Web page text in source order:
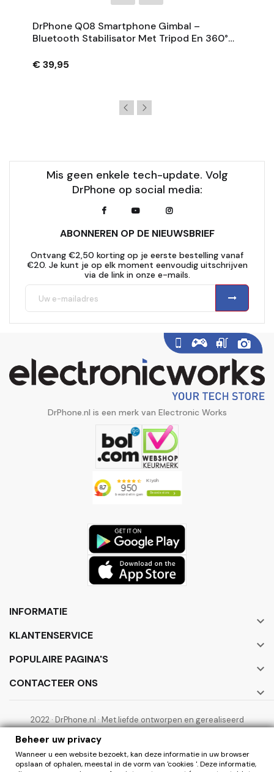
DrPhone Q08 Smartphone Gimbal –
Bluetooth Stabilisator Met Tripod En 360°
€ 39,95
Mis geen enkele tech-update. Volg
DrPhone op social media:
ABONNEREN OP DE NIEUWSBRIEF
Ontvang €2,50 korting op je eerste bestelling vanaf
€20. Je kunt je op elk moment eenvoudig uitschrijven
via de link in onze e-mails.
DrPhone.nl is een merk van Electronic Works
INFORMATIE

KLANTENSERVICE

POPULAIRE PAGINA'S

CONTACTEER ONS

2022 · DrPhone.nl · Met liefde ontworpen en gerealiseerd
Beheer uw privacy
Wanneer u een website bezoekt, kan deze informatie in uw browser
opslaan of ophalen, meestal in de vorm van 'cookies '. Deze informatie,